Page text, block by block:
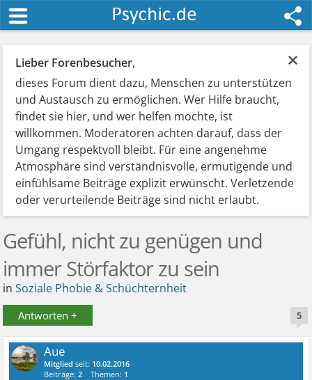
×
Lieber Forenbesucher,
dieses Forum dient dazu, Menschen zu unterstützen
und Austausch zu ermöglichen. Wer Hilfe braucht,
findet sie hier, und wer helfen möchte, ist
willkommen. Moderatoren achten darauf, dass der
Umgang respektvoll bleibt. Für eine angenehme
Atmosphäre sind verständnisvolle, ermutigende und
einfühlsame Beiträge explizit erwünscht. Verletzende
oder verurteilende Beiträge sind nicht erlaubt.
Gefühl, nicht zu genügen und
immer Störfaktor zu sein
inSoziale Phobie & Schüchternheit
Antworten + 5
Aue
Mitglied seit: 10.02.2016
Beiträge:2 Themen: 1